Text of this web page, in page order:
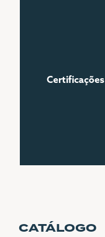
Certificações
CATÁLOGO